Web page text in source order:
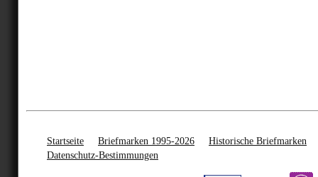
Startseite Briefmarken 1995-2026
Historische Briefmarken
Datenschutz-Bestimmungen